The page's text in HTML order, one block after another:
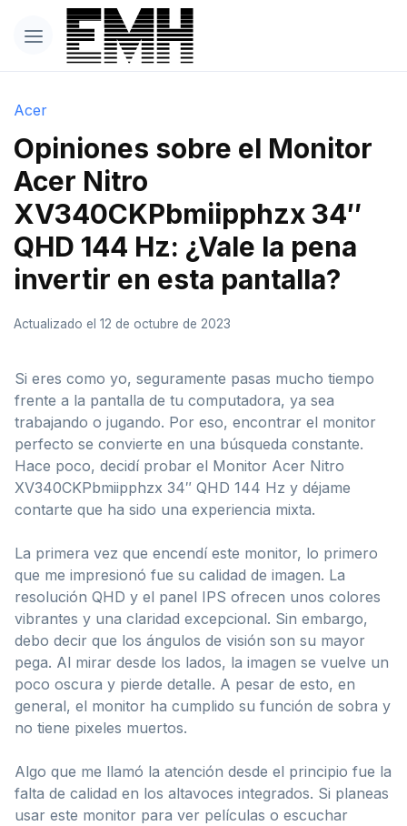
Acer
Opiniones sobre el Monitor
Acer Nitro
XV340CKPbmiipphzx 34″
QHD 144 Hz: ¿Vale la pena
invertir en esta pantalla?
Actualizado el 12 de octubre de 2023
Si eres como yo, seguramente pasas mucho tiempo
frente a la pantalla de tu computadora, ya sea
trabajando o jugando. Por eso, encontrar el monitor
perfecto se convierte en una búsqueda constante.
Hace poco, decidí probar el Monitor Acer Nitro
XV340CKPbmiipphzx 34″ QHD 144 Hz y déjame
contarte que ha sido una experiencia mixta.
La primera vez que encendí este monitor, lo primero
que me impresionó fue su calidad de imagen. La
resolución QHD y el panel IPS ofrecen unos colores
vibrantes y una claridad excepcional. Sin embargo,
debo decir que los ángulos de visión son su mayor
pega. Al mirar desde los lados, la imagen se vuelve un
poco oscura y pierde detalle. A pesar de esto, en
general, el monitor ha cumplido su función de sobra y
no tiene pixeles muertos.
Algo que me llamó la atención desde el principio fue la
falta de calidad en los altavoces integrados. Si planeas
usar este monitor para ver películas o escuchar